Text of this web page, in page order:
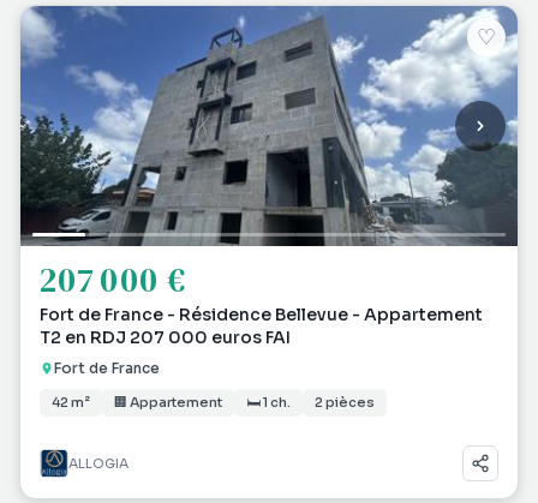
♡
207 000 €
Fort de France - Résidence Bellevue - Appartement
T2 en RDJ 207 000 euros FAI
Fort de France
42 m² 🏢 Appartement 🛏 1 ch. 2 pièces
ALLOGIA